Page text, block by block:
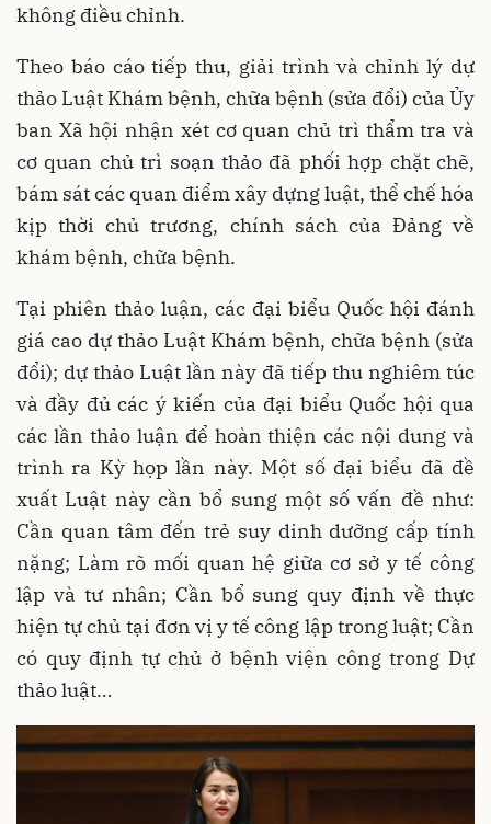
không điều chỉnh.
Theo báo cáo tiếp thu, giải trình và chỉnh lý dự
thảo Luật Khám bệnh, chữa bệnh (sửa đổi) của Ủy
ban Xã hội nhận xét cơ quan chủ trì thẩm tra và
cơ quan chủ trì soạn thảo đã phối hợp chặt chẽ,
bám sát các quan điểm xây dựng luật, thể chế hóa
kịp thời chủ trương, chính sách của Đảng về
khám bệnh, chữa bệnh.
Tại phiên thảo luận, các đại biểu Quốc hội đánh
giá cao dự thảo Luật Khám bệnh, chữa bệnh (sửa
đổi); dự thảo Luật lần này đã tiếp thu nghiêm túc
và đầy đủ các ý kiến của đại biểu Quốc hội qua
các lần thảo luận để hoàn thiện các nội dung và
trình ra Kỳ họp lần này. Một số đại biểu đã đề
xuất Luật này cần bổ sung một số vấn đề như:
Cần quan tâm đến trẻ suy dinh dưỡng cấp tính
nặng; Làm rõ mối quan hệ giữa cơ sở y tế công
lập và tư nhân; Cần bổ sung quy định về thực
hiện tự chủ tại đơn vị y tế công lập trong luật; Cần
có quy định tự chủ ở bệnh viện công trong Dự
thảo luật…